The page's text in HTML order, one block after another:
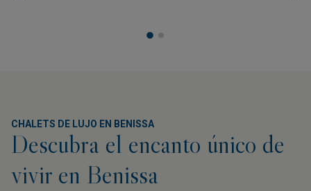
CHALETS DE LUJO EN BENISSA
Descubra el encanto único de
vivir en Benissa